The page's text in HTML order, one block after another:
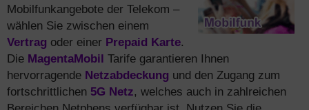
Mobilfunkangebote der Telekom –
wählen Sie zwischen einem
Vertrag oder einer Prepaid Karte.
Die MagentaMobil Tarife garantieren Ihnen
hervorragende Netzabdeckung und den Zugang zum
fortschrittlichen 5G Netz, welches auch in zahlreichen